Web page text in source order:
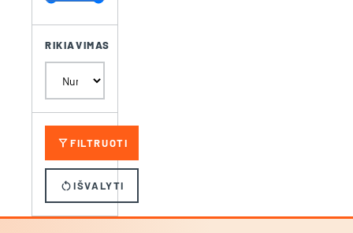
RIKIAVIMAS
filter_altFILTRUOTI
restart_altIŠVALYTI